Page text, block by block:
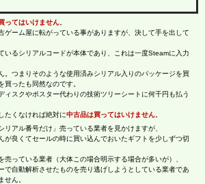
ってはいけません
ゲーム屋に転がっている事がありますが、決して手を出して
いるシリアルコードが本体であり、これは一度Steamに入力
。つまりそのような使用済みシリアル入りのパッケージを買
買ったも同然なのです。
ィスクやポスター代わりの技術ツリーシートに何千円も払う
たくなければ絶対に中古品は買ってはいけません
リアル番号だけ」売っている業者を見かけますが、
が良くてセールの時に買い込んでおいたギフトを少しずつ切
売っている業者（大体この場合明示する場合が多いが）、
で自動解析させたものを売り逃げしようとしている業者であ
せん。